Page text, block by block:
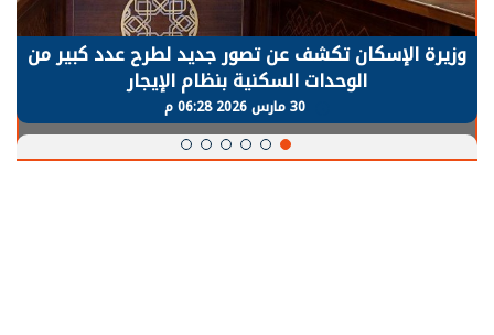
الرئيس السيسي: توقف الأنشطة في قطاع الطاقة
يحتاج إلى سنوات لعودة معدلات الإنتاج الطبيعية